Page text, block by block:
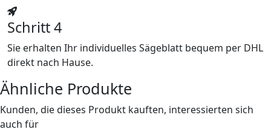
Schritt 4
Sie erhalten Ihr individuelles Sägeblatt bequem per DHL
direkt nach Hause.
Ähnliche Produkte
Kunden, die dieses Produkt kauften, interessierten sich
auch für